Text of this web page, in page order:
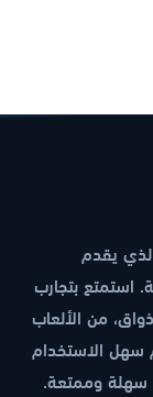
يقدم
استمتع بتجارب
من الألعاب
سهل الاستخدام
سهلة وممتعة.